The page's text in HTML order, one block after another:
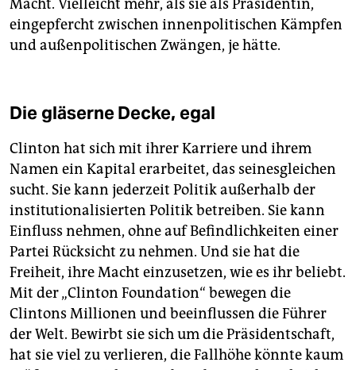
Macht. Vielleicht mehr, als sie als Präsidentin,
eingepfercht zwischen innenpolitischen Kämpfen
und außenpolitischen Zwängen, je hätte.
Die gläserne Decke, egal
Clinton hat sich mit ihrer Karriere und ihrem
Namen ein Kapital erarbeitet, das seinesgleichen
sucht. Sie kann jederzeit Politik außerhalb der
institutionalisierten Politik betreiben. Sie kann
Einfluss nehmen, ohne auf Befindlichkeiten einer
Partei Rücksicht zu nehmen. Und sie hat die
Freiheit, ihre Macht einzusetzen, wie es ihr beliebt.
Mit der „Clinton Foundation“ bewegen die
Clintons Millionen und beeinflussen die Führer
der Welt. Bewirbt sie sich um die Präsidentschaft,
hat sie viel zu verlieren, die Fallhöhe könnte kaum